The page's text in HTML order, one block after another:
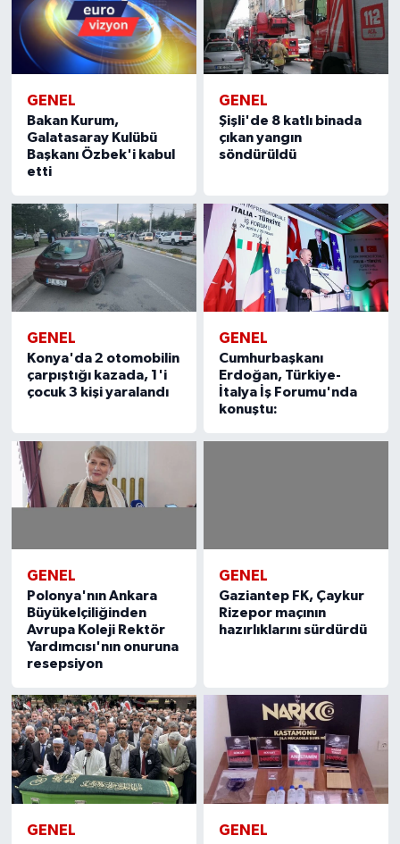
GENEL
Bakan Kurum,
Galatasaray Kulübü
Başkanı Özbek'i kabul
etti
GENEL
Şişli'de 8 katlı binada
çıkan yangın
söndürüldü
GENEL
Konya'da 2 otomobilin
çarpıştığı kazada, 1'i
çocuk 3 kişi yaralandı
GENEL
Cumhurbaşkanı
Erdoğan, Türkiye-
İtalya İş Forumu'nda
konuştu:
GENEL
Polonya'nın Ankara
Büyükelçiliğinden
Avrupa Koleji Rektör
Yardımcısı'nın onuruna
resepsiyon
GENEL
Gaziantep FK, Çaykur
Rizepor maçının
hazırlıklarını sürdürdü
GENEL GENEL